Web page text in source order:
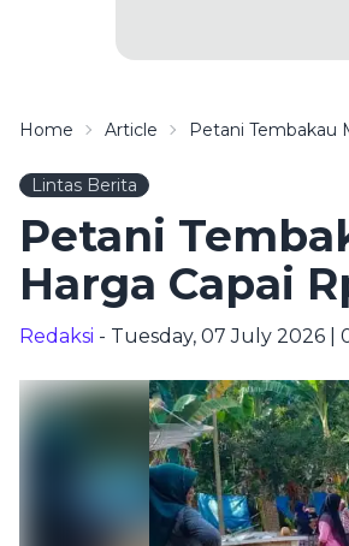
Home Article Petani Tembakau
Lintas Berita
Petani
Harga Capai
Redaksi - Tuesday, 07 July 2026 |